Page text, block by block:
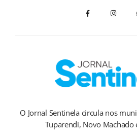
O Jornal Sentinela circula nos
Tuparendi, Novo Machado